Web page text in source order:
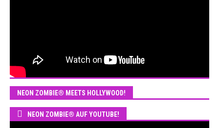
NEON ZOMBIE® MEETS HOLLYWOOD!
NEON ZOMBIE® AUF YOUTUBE!